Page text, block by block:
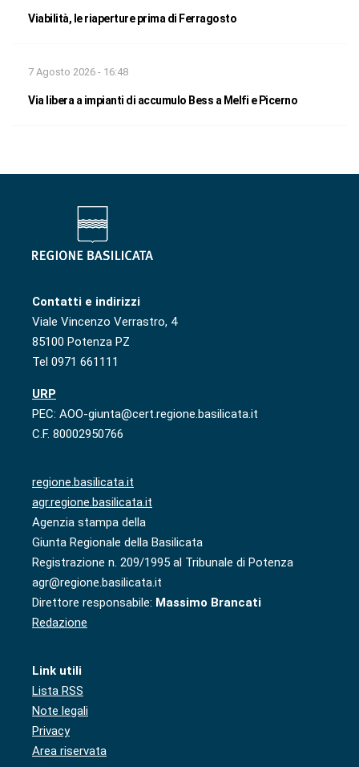
Viabilità, le riaperture prima di Ferragosto
7 Agosto 2026 - 16:48
Via libera a impianti di accumulo Bess a Melfi e Picerno
Contatti e indirizzi
Viale Vincenzo Verrastro, 4
85100 Potenza PZ
Tel 0971 661111
URP
PEC: AOO-giunta@cert.regione.basilicata.it
C.F. 80002950766
regione.basilicata.it
agr.regione.basilicata.it
Agenzia stampa della
Giunta Regionale della Basilicata
Registrazione n. 209/1995 al Tribunale di Potenza
agr@regione.basilicata.it
Direttore responsabile: Massimo Brancati
Redazione
Link utili
Lista RSS
Note legali
Privacy
Area riservata